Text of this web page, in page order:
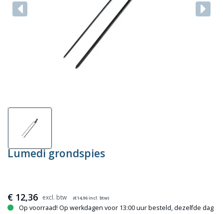
Lumedi grondspies
€ 12,36 (€14,96incl. btw)
Op voorraad! Op werkdagen voor 13:00 uur besteld, dezelfde dag